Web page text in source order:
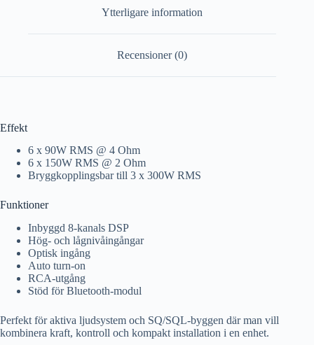
Ytterligare information
Recensioner (0)
Effekt
6 x 90W RMS @ 4 Ohm
6 x 150W RMS @ 2 Ohm
Bryggkopplingsbar till 3 x 300W RMS
Funktioner
Inbyggd 8-kanals DSP
Hög- och lågnivåingångar
Optisk ingång
Auto turn-on
RCA-utgång
Stöd för Bluetooth-modul
Perfekt för aktiva ljudsystem och SQ/SQL-byggen där man vill
kombinera kraft, kontroll och kompakt installation i en enhet.